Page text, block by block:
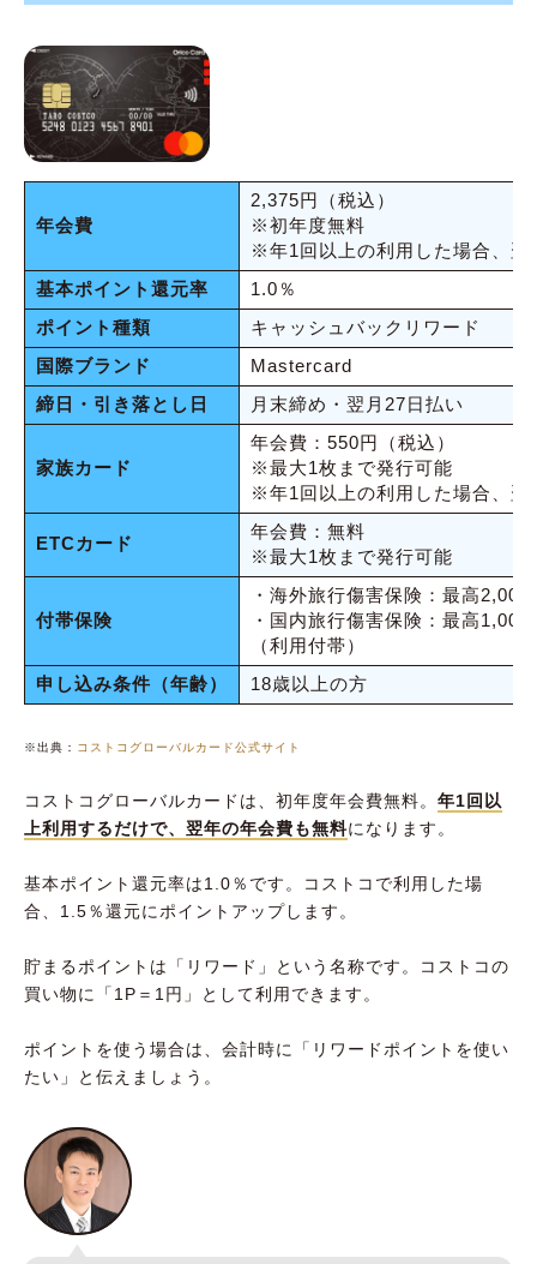
名義が違うクレジットカードは使えない
コストコのガソリンスタンドもMastercard®︎
のみ対応
まとめ
年会費
2,375円（税込）
※初年度無料
※年1回以上の利用した場合、翌
基本ポイント還元率
1.0％
ポイント種類
キャッシュバックリワード
国際ブランド
Mastercard
締日・引き落とし日
月末締め・翌月27日払い
家族カード
年会費：550円（税込）
※最大1枚まで発行可能
※年1回以上の利用した場合、翌
ETCカード
年会費：無料
※最大1枚まで発行可能
付帯保険
・海外旅行傷害保険：最高2,000
・国内旅行傷害保険：最高1,000
（利用付帯）
申し込み条件（年齢）
18歳以上の方
※出典： コストコグローバルカード公式サイト
コストコグローバルカードは、初年度年会費無料。 年1回以
上利用するだけで、翌年の年会費も無料になります。
基本ポイント還元率は1.0％です。コストコで利用した場
合、1.5％還元にポイントアップします。
貯まるポイントは「リワード」という名称です。コストコの
買い物に「1P＝1円」として利用できます。
ポイントを使う場合は、会計時に「リワードポイントを使い
たい」と伝えましょう。